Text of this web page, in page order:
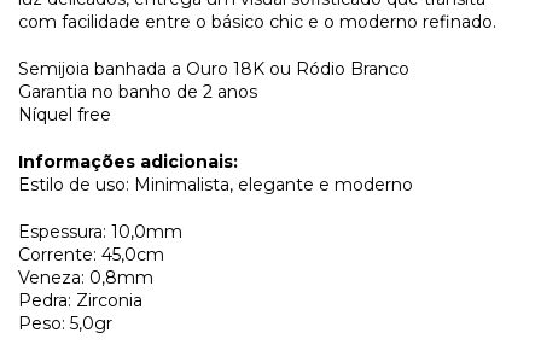
com facilidade entre o básico chic e o moderno refinado.
Semijoia banhada a Ouro 18K ou Ródio Branco
Garantia no banho de 2 anos
Níquel free
Informações adicionais:
Estilo de uso: Minimalista, elegante e moderno
Espessura: 10,0mm
Corrente: 45,0cm
Veneza: 0,8mm
Pedra: Zirconia
Peso: 5,0gr